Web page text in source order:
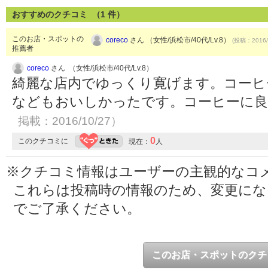
おすすめのクチコミ （1 件）
このお店・スポットの
推薦者
coreco さん （女性/浜松市/40代/Lv.8） (投稿：
coreco さん （女性/浜松市/40代/Lv.8）
綺麗な店内でゆっくり寛げます。コー
などもおいしかったです。コーヒーに
掲載：2016/10/27）
このクチコミに 現在： 0人
※クチコミ情報はユーザーの主観的なコ
これらは投稿時の情報のため、変更に
でご了承ください。
このお店・スポットのク